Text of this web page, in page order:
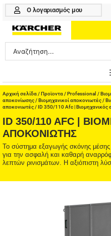
Μετάβαση
περιεχόμενο
Ο λογαριασμός μου
Search
...
ONLINE SHOP
PROFESSIONAL
ΑΞΕΣΟΥΑΡ
ΚΑΘΑΡΙΣΤΙΚΑ
Αρχική σελίδα /Προϊοντα /Professional /
αποκονίωσης/Βιομηχανικοί αποκονιωτές/
αποκονιωτές/ ID 350/110 Afc | Βιομηχανικός
ID 350/110 AFC |
ΑΠΟΚΟΝΙΩΤΉΣ
Το σύστημα εξαγωγής σκόνης μέσης
για την ασφαλή και καθαρή
λεπτών ρινισμάτων. Η αξιόπιστη